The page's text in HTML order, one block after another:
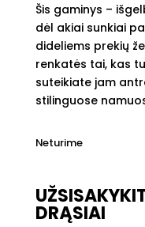
Šis gaminys –
dėl akiai sunkiai
dideliems prekių
renkatės tai, kas
suteikiate jam
stilinguose
Neturime
DRĄSIAI